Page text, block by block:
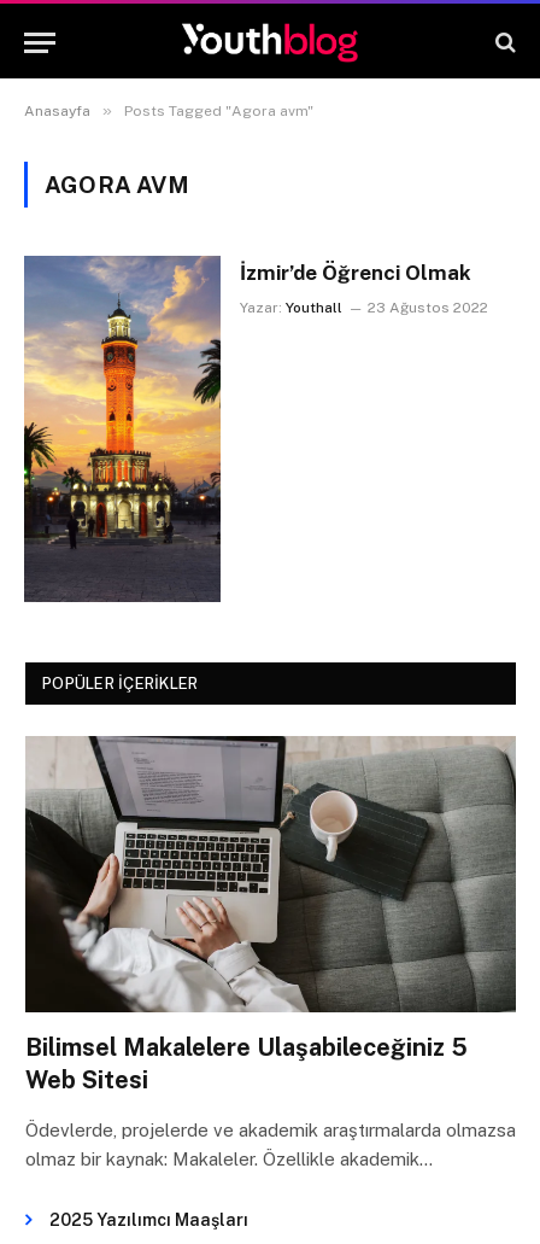
Anasayfa » Posts Tagged "Agora avm"
AGORA AVM
İzmir’de Öğrenci Olmak
Yazar: Youthall 23 Ağustos 2022
POPÜLER İÇERIKLER
Bilimsel Makalelere Ulaşabileceğiniz 5
Web Sitesi
Ödevlerde, projelerde ve akademik araştırmalarda olmazsa
olmaz bir kaynak: Makaleler. Özellikle akademik…
2025 Yazılımcı Maaşları